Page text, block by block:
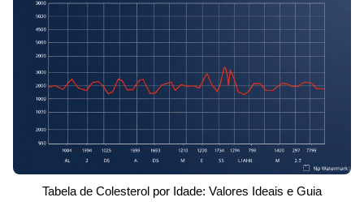
Tabela de Colesterol por Idade: Valores Ideais e Guia